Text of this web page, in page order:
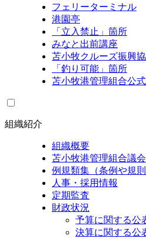
フェリーターミナル
港園亭
「立入禁止」箇所
みなと出前講座
苫小牧クルーズ振興
「釣り可能」箇所
苫小牧港管理組合公
組織紹介
組織概要
苫小牧港管理組合議会
例規類集（条例や規則
人事・採用情報
定期監査
財政状況
予算に関する公
決算に関する公